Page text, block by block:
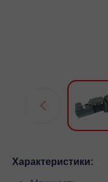
Характеристики: